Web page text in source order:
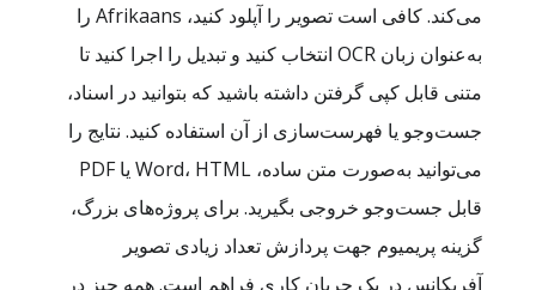
می‌کند. کافی است تصویر را آپلود کنید، Afrikaans را
به‌عنوان زبان OCR انتخاب کنید و تبدیل را اجرا کنید تا
متنی قابل کپی گرفتن داشته باشید که بتوانید در اسناد،
جست‌وجو یا فهرست‌سازی از آن استفاده کنید. نتایج را
می‌توانید به‌صورت متن ساده، Word، HTML یا PDF
قابل جست‌وجو خروجی بگیرید. برای پروژه‌های بزرگ،
گزینه پریمیوم جهت پردازش تعداد زیادی تصویر
آفریکانس در یک جریان کاری فراهم است. همه چیز در